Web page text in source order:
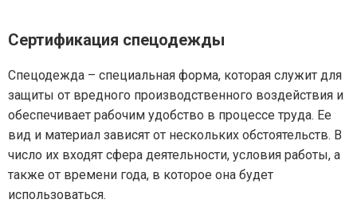
Сертификация спецодежды
Спецодежда – специальная форма, которая служит для
защиты от вредного производственного воздействия и
обеспечивает рабочим удобство в процессе труда. Ее
вид и материал зависят от нескольких обстоятельств. В
число их входят сфера деятельности, условия работы, а
также от времени года, в которое она будет
использоваться.